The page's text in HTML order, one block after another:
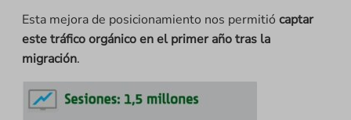
Esta mejora de posicionamiento nos permitió captar
este tráfico orgánico en el primer año tras la
migración.